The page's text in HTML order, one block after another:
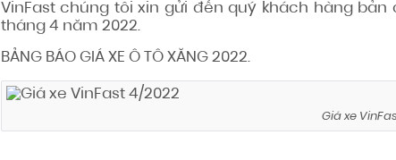
VinFast chúng tôi xin gửi đến quý khách hàng
tháng 4 năm 2022.
BẢNG BÁO GIÁ XE Ô TÔ XĂNG 2022.
Giá xe